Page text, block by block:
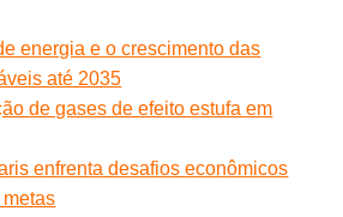
energia e o crescimento das
até 2035
de gases de efeito estufa em
enfrenta desafios econômicos